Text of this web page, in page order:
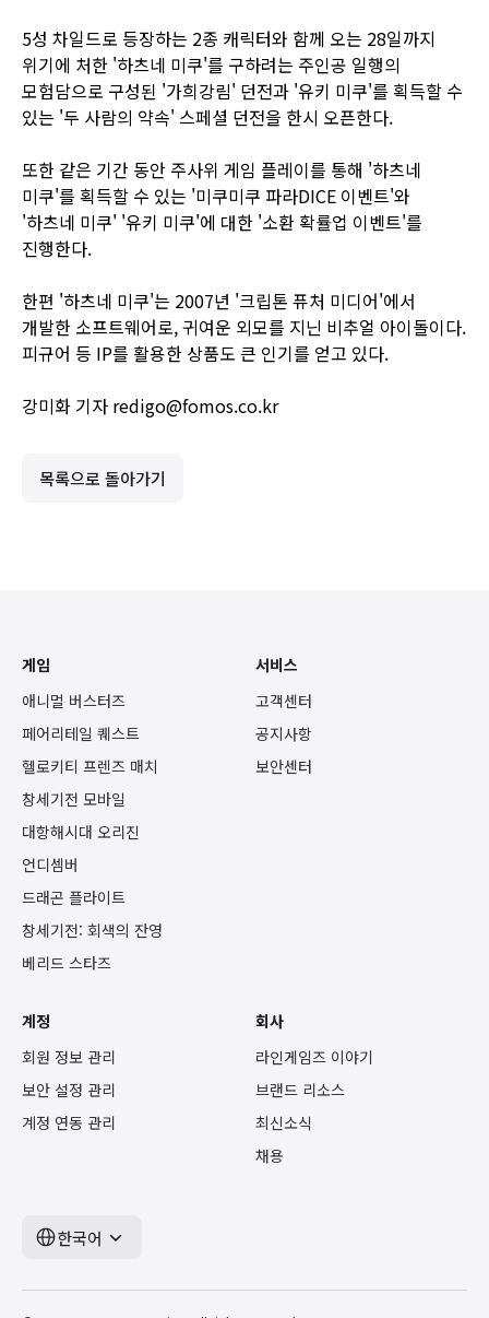
5성 차일드로 등장하는 2종 캐릭터와 함께 오는 28일까지
위기에 처한 '하츠네 미쿠'를 구하려는 주인공 일행의
모험담으로 구성된 '가희강림' 던전과 '유키 미쿠'를 획득할 수
있는 '두 사람의 약속' 스페셜 던전을 한시 오픈한다.
또한 같은 기간 동안 주사위 게임 플레이를 통해 '하츠네
미쿠'를 획득할 수 있는 '미쿠미쿠 파라DICE 이벤트'와
'하츠네 미쿠' '유키 미쿠'에 대한 '소환 확률업 이벤트'를
진행한다.
한편 '하츠네 미쿠'는 2007년 '크립톤 퓨처 미디어'에서
개발한 소프트웨어로, 귀여운 외모를 지닌 비추얼 아이돌이다.
피규어 등 IP를 활용한 상품도 큰 인기를 얻고 있다.
강미화 기자 redigo@fomos.co.kr
목록으로 돌아가기
게임
애니멀 버스터즈
페어리테일 퀘스트
헬로키티 프렌즈 매치
창세기전 모바일
대항해시대 오리진
언디셈버
드래곤 플라이트
창세기전: 회색의 잔영
베리드 스타즈
서비스
고객센터
공지사항
보안센터
계정
회원 정보 관리
보안 설정 관리
계정 연동 관리
회사
라인게임즈 이야기
브랜드 리소스
최신소식
채용
한국어